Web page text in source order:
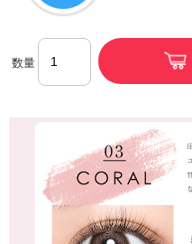
数量